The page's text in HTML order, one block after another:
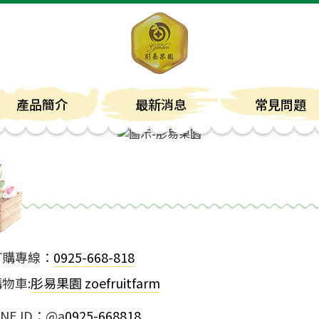
產品簡介 最新消息 常見問題
專線： 0925-668-818
車:肜易果園 zoefruitfarm